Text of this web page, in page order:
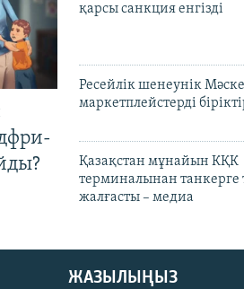
қарсы санкция енгізді
Ресейлік шенеунік
маркетплейстерді
Қазақстан мұнайын КҚК
терминалынан танкерге
жалғасты – медиа
ЖАЗЫЛЫҢЫЗ